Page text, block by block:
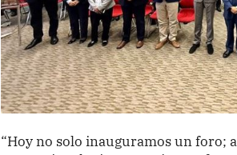
“Hoy no solo inauguramos un foro;